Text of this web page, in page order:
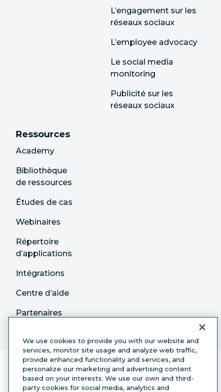
L’engagement sur les
réseaux sociaux
L’employee advocacy
Le social media
monitoring
Publicité sur les
réseaux sociaux
Ressources
Academy
Bibliothèque
de ressources
Études de cas
Webinaires
Répertoire
d’applications
Intégrations
Centre d’aide
Partenaires
We use cookies to provide you with our website and
services, monitor site usage and analyze web traffic,
provide enhanced functionality and services, and
personalize our marketing and advertising content
based on your interests. We use our own and third-
party cookies for social media, analytics and